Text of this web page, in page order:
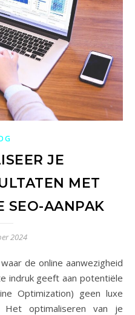
JE
MET
SEO-AANPAK
2024
indruk geeft aan potentiële
Optimization) geen luxe
Het optimaliseren van je